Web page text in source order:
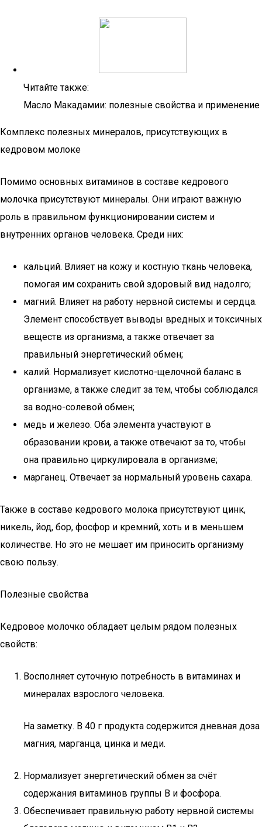
Читайте также:
Масло Макадамии: полезные свойства и применение
Комплекс полезных минералов, присутствующих в
кедровом молоке
Помимо основных витаминов в составе кедрового
молочка присутствуют минералы. Они играют важную
роль в правильном функционировании систем и
внутренних органов человека. Среди них:
кальций. Влияет на кожу и костную ткань человека,
помогая им сохранить свой здоровый вид надолго;
магний. Влияет на работу нервной системы и сердца.
Элемент способствует выводы вредных и токсичных
веществ из организма, а также отвечает за
правильный энергетический обмен;
калий. Нормализует кислотно-щелочной баланс в
организме, а также следит за тем, чтобы соблюдался
за водно-солевой обмен;
медь и железо. Оба элемента участвуют в
образовании крови, а также отвечают за то, чтобы
она правильно циркулировала в организме;
марганец. Отвечает за нормальный уровень сахара.
Также в составе кедрового молока присутствуют цинк,
никель, йод, бор, фосфор и кремний, хоть и в меньшем
количестве. Но это не мешает им приносить организму
свою пользу.
Полезные свойства
Кедровое молочко обладает целым рядом полезных
свойств:
Восполняет суточную потребность в витаминах и
минералах взрослого человека.
На заметку. В 40 г продукта содержится дневная доза
магния, марганца, цинка и меди.
Нормализует энергетический обмен за счёт
содержания витаминов группы B и фосфора.
Обеспечивает правильную работу нервной системы